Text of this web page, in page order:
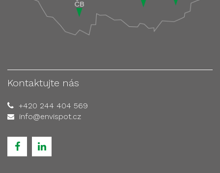
Kontaktujte nás
+420 244 404 569
info@envispot.cz